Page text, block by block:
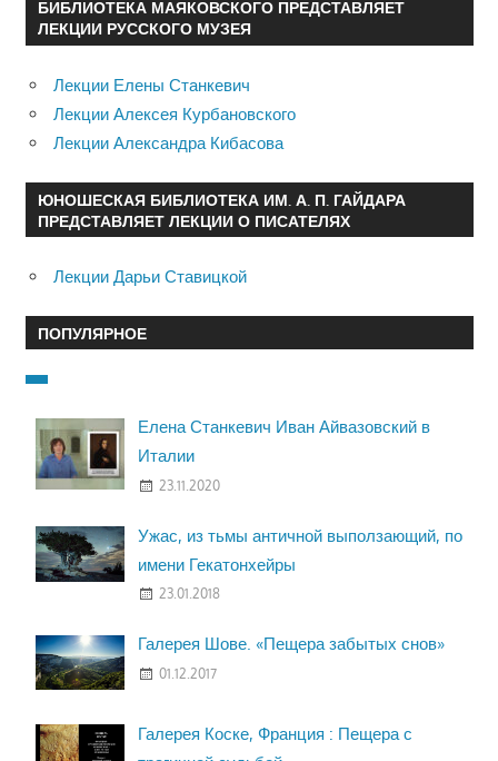
БИБЛИОТЕКА МАЯКОВСКОГО ПРЕДСТАВЛЯЕТ
ЛЕКЦИИ РУССКОГО МУЗЕЯ
Лекции Елены Станкевич
Лекции Алексея Курбановского
Лекции Александра Кибасова
ЮНОШЕСКАЯ БИБЛИОТЕКА ИМ. А. П. ГАЙДАРА
ПРЕДСТАВЛЯЕТ ЛЕКЦИИ О ПИСАТЕЛЯХ
Лекции Дарьи Ставицкой
ПОПУЛЯРНОЕ
Елена Станкевич Иван Айвазовский в
Италии
23.11.2020
Ужас, из тьмы античной выползающий, по
имени Гекатонхейры
23.01.2018
Галерея Шове. «Пещера забытых снов»
01.12.2017
Галерея Коске, Франция : Пещера с